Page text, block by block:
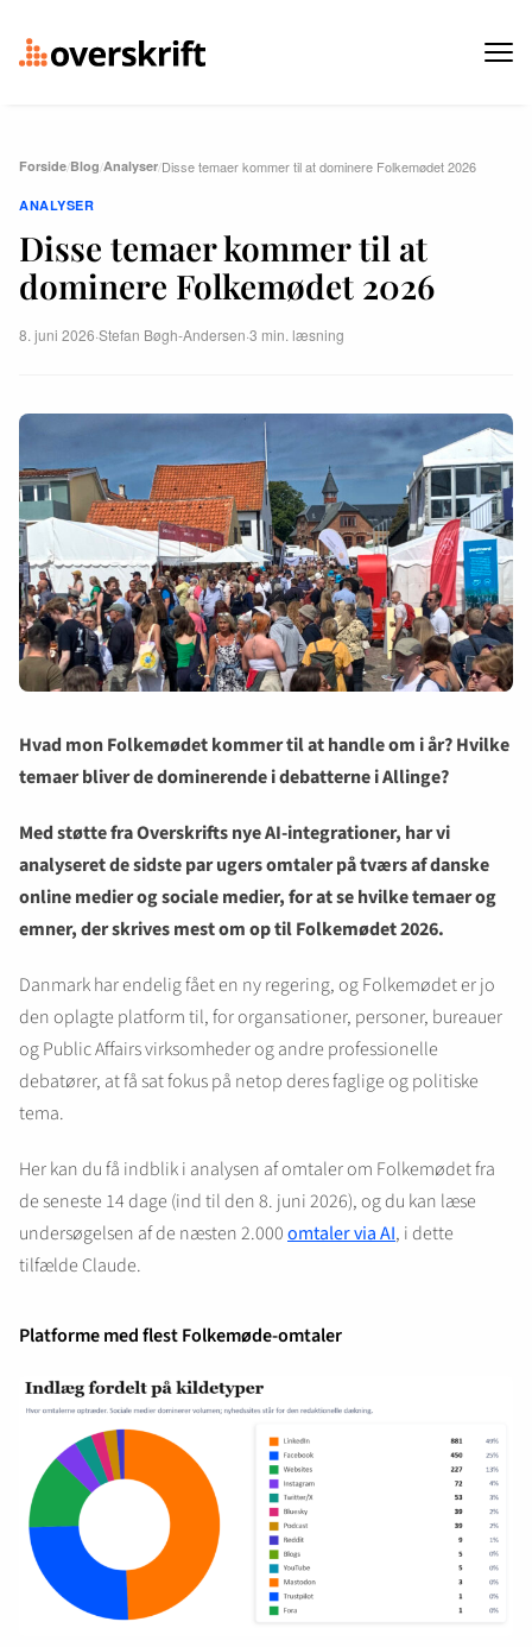
Forside/Blog/Analyser/Disse temaer kommer til at dominere Folkemødet 2026
ANALYSER
Disse temaer kommer til at
dominere Folkemødet 2026
8. juni 2026·Stefan Bøgh-Andersen·3 min. læsning
Hvad mon Folkemødet kommer til at handle om i år? Hvilke
temaer bliver de dominerende i debatterne i Allinge?
Med støtte fra Overskrifts nye AI-integrationer, har vi
analyseret de sidste par ugers omtaler på tværs af danske
online medier og sociale medier, for at se hvilke temaer og
emner, der skrives mest om op til Folkemødet 2026.
Danmark har endelig fået en ny regering, og Folkemødet er jo
den oplagte platform til, for organsationer, personer, bureauer
og Public Affairs virksomheder og andre professionelle
debatører, at få sat fokus på netop deres faglige og politiske
tema.
Her kan du få indblik i analysen af omtaler om Folkemødet fra
de seneste 14 dage (ind til den 8. juni 2026), og du kan læse
undersøgelsen af de næsten 2.000omtaler via AI, i dette
tilfælde Claude.
Platforme med flest Folkemøde-omtaler